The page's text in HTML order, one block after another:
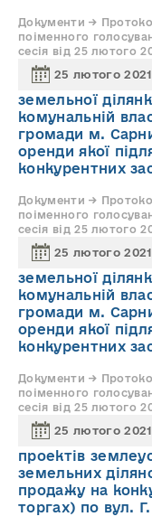
Документи →
поіменного
сесія від 25 лютого
25 лютого 2021
земельної
комунальній
громади м.
оренди якої
конкурентних
Документи →
поіменного
сесія від 25 лютого
25 лютого 2021
земельної
комунальній
громади м.
оренди якої
конкурентних
Документи →
поіменного
сесія від 25 лютого
25 лютого 2021
проектів
земельних
продажу на
торгах) по вул.